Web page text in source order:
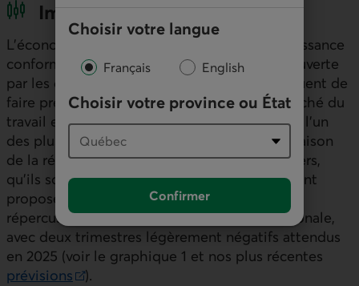
Choisir votre langue
Français English
Choisir votre province ou État
Confirmer
Implications
L’économie québécoise a enregistré une croissance
conforme aux attentes. Depuis la période couverte
par les données, plusieurs indicateurs continuent de
faire preuve de résilience, notamment le marché du
travail et le marché de l'immobilier, qui reste l’un
des plus dynamiques au pays. Toutefois, en raison
de la répartition sectorielle des tarifs douaniers,
qu’ils soient en vigueur, partiels ou simplement
proposés, la province devrait subir des
répercussions supérieures à la moyenne nationale,
avec deux trimestres légèrement négatifs attendus
en 2025 (voir le graphique 1 et nos plus récentes
prévisions
).